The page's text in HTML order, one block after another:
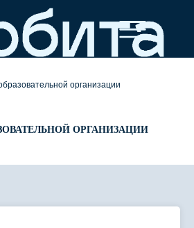
организации
ОРГАНИЗАЦИИ